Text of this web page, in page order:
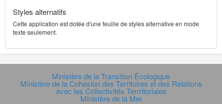
Styles alternatifs
Cette application est dotée d'une feuille de styles alternative en mode
texte seulement.
Ministère de la Transition Écologique
Ministère de la Cohésion des Territoires et des Relations
avec les Collectivités Terrritoriales
Ministère de la Mer